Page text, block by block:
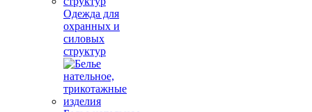
Одежда для
охранных и
силовых
структур